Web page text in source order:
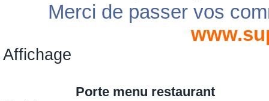
Merci de passer vos
Affichage
Porte menu restaurant